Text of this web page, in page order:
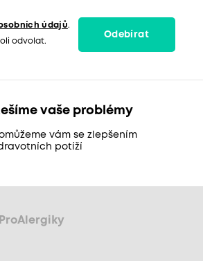
údajů.
odvolat.
Odebírat
vaše problémy
vám se zlepšením
potíží